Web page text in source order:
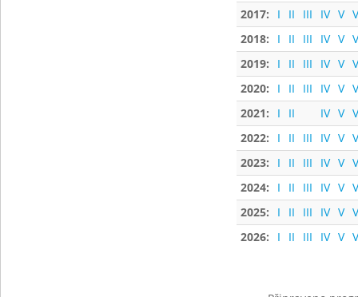
2017:
I II III IV V
2018:
I II III IV V
2019:
I II III IV V
2020:
I II III IV V
2021:
I II IV V
2022:
I II III IV V
2023:
I II III IV V
2024:
I II III IV V
2025:
I II III IV V
2026:
I II III IV V